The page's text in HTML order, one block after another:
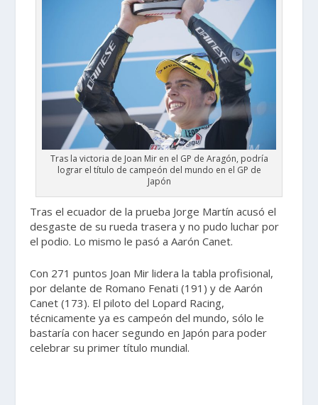
Tras la victoria de Joan Mir en el GP de Aragón, podría
lograr el título de campeón del mundo en el GP de
Japón
Tras el ecuador de la prueba Jorge Martín acusó el
desgaste de su rueda trasera y no pudo luchar por
el podio. Lo mismo le pasó a Aarón Canet.
Con 271 puntos Joan Mir lidera la tabla profisional,
por delante de Romano Fenati (191) y de Aarón
Canet (173). El piloto del Lopard Racing,
técnicamente ya es campeón del mundo, sólo le
bastaría con hacer segundo en Japón para poder
celebrar su primer título mundial.